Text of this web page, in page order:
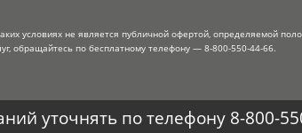
условиях не является публичной офертой, определяемой
обращайтесь по бесплатному телефону — 8-800-550-44-66.
уточнять по телефону 8-800-